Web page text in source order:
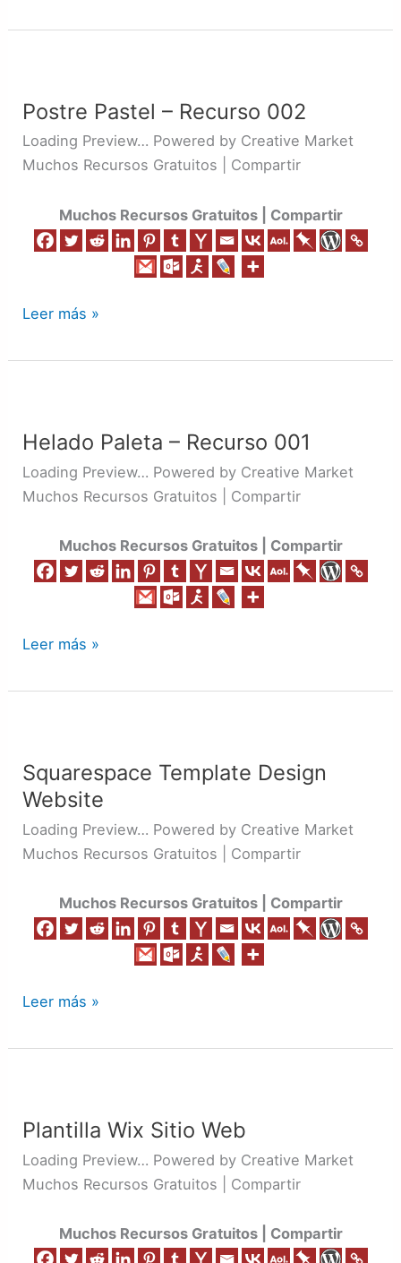
Postre Pastel – Recurso 002
Loading Preview… Powered by Creative Market
Muchos Recursos Gratuitos | Compartir
Muchos Recursos Gratuitos | Compartir
–
Recurso
002
Leer más »
Helado Paleta – Recurso 001
Loading Preview… Powered by Creative Market
Muchos Recursos Gratuitos | Compartir
Muchos Recursos Gratuitos | Compartir
–
Recurso
001
Leer más »
Squarespace Template Design
Website
Loading Preview… Powered by Creative Market
Muchos Recursos Gratuitos | Compartir
Muchos Recursos Gratuitos | Compartir
Design
Website
Leer más »
Plantilla Wix Sitio Web
Loading Preview… Powered by Creative Market
Muchos Recursos Gratuitos | Compartir
Muchos Recursos Gratuitos | Compartir
Sitio
Web